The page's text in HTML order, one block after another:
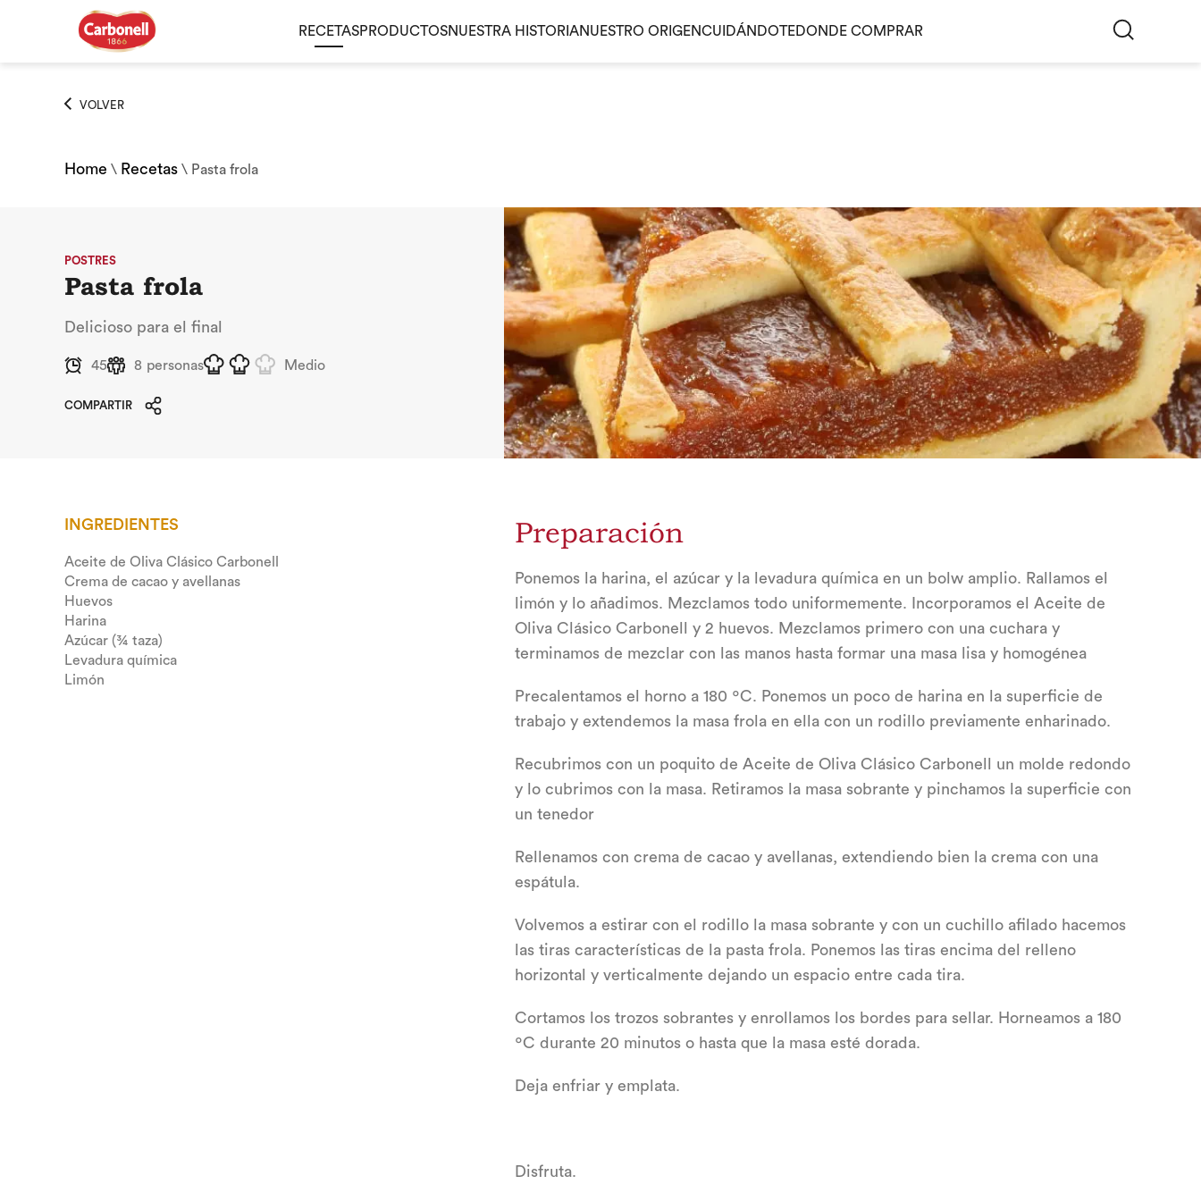
RECETASPRODUCTOSNUESTRA HISTORIANUESTRO ORIGENCUIDÁNDOTEDONDE COMPRAR
VOLVER
Home \ Recetas \ Pasta frola
POSTRES
Pasta frola
Delicioso para el final
45 8 personas Medio
COMPARTIR
INGREDIENTES
Aceite de Oliva Clásico Carbonell
Crema de cacao y avellanas
Huevos
Harina
Azúcar (¾ taza)
Levadura química
Limón
Preparación
Ponemos la harina, el azúcar y la levadura química en un bolw amplio. Rallamos el
limón y lo añadimos. Mezclamos todo uniformemente. Incorporamos el Aceite de
Oliva Clásico Carbonell y 2 huevos. Mezclamos primero con una cuchara y
terminamos de mezclar con las manos hasta formar una masa lisa y homogénea
Precalentamos el horno a 180 ºC. Ponemos un poco de harina en la superficie de
trabajo y extendemos la masa frola en ella con un rodillo previamente enharinado.
Recubrimos con un poquito de Aceite de Oliva Clásico Carbonell un molde redondo
y lo cubrimos con la masa. Retiramos la masa sobrante y pinchamos la superficie con
un tenedor
Rellenamos con crema de cacao y avellanas, extendiendo bien la crema con una
espátula.
Volvemos a estirar con el rodillo la masa sobrante y con un cuchillo afilado hacemos
las tiras características de la pasta frola. Ponemos las tiras encima del relleno
horizontal y verticalmente dejando un espacio entre cada tira.
Cortamos los trozos sobrantes y enrollamos los bordes para sellar. Horneamos a 180
ºC durante 20 minutos o hasta que la masa esté dorada.
Deja enfriar y emplata.
Disfruta.